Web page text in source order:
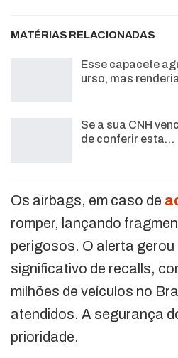
MATÉRIAS RELACIONADAS
Esse capacete
urso, mas
Se a sua CNH
de conferir esta…
Os airbags, em caso de
romper, lançando
perigosos. O alerta gerou
significativo de recalls,
milhões de veículos no
atendidos. A segurança
prioridade.